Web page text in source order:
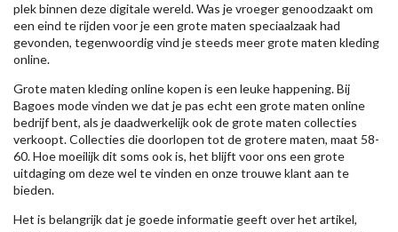
plek binnen deze digitale wereld. Was je vroeger genoodzaakt om
een eind te rijden voor je een grote maten speciaalzaak had
gevonden, tegenwoordig vind je steeds meer grote maten kleding
online.
Grote maten kleding online kopen is een leuke happening. Bij
Bagoes mode vinden we dat je pas echt een grote maten online
bedrijf bent, als je daadwerkelijk ook de grote maten collecties
verkoopt. Collecties die doorlopen tot de grotere maten, maat 58-
60. Hoe moeilijk dit soms ook is, het blijft voor ons een grote
uitdaging om deze wel te vinden en onze trouwe klant aan te
bieden.
Het is belangrijk dat je goede informatie geeft over het artikel,